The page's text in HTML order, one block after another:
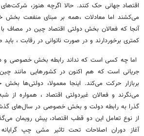
اقتصاد جهانی حک کنند. حالا اگرچه هنوز،
می‌کشند اما معادلات ،همه بر مبنای منفعت
آنجا که فعالان بخش دولتی اقتصاد چین در مصاف
کمتری برخوردارند و در صورت ناتوانی در رقابت ،
اما چه کسی است که نداند رابطه بخش خصوصی و
جریانی است که هم اکنون در کشور‌هایی مانند
بربازار حرکت می‌کند. اینجا معمولا، دولتی‌ها
می‌نگرند و فعالان غیردولتی اقتصاد ، همواره از
گذرا به رابطه دولت و بخش خصوصی در سال‌های
از نوع تعامل این دو قطب اقتصاد، پیش رویمان
آغاز دوران اصلاحات تحت تاثیر مشی چپ